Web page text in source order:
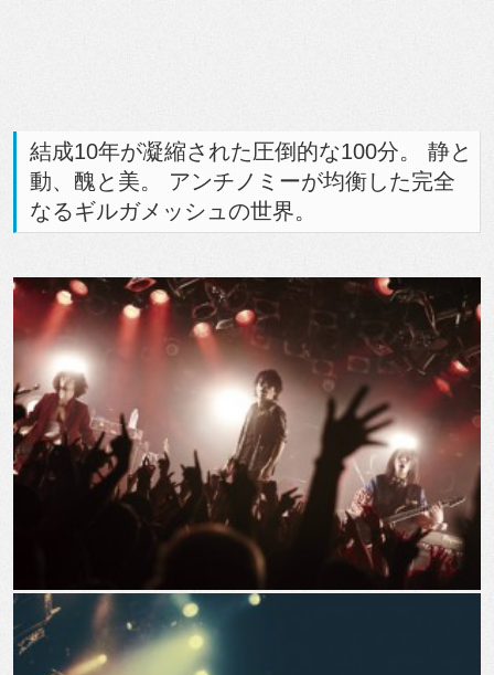
結成10年が凝縮された圧倒的な100分。 静と
動、醜と美。 アンチノミーが均衡した完全
なるギルガメッシュの世界。